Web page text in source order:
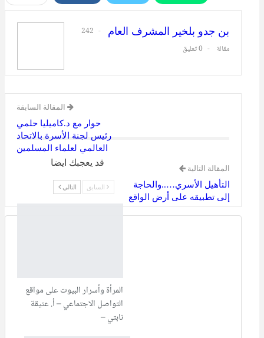
بن جدو بلخير المشرف العام
242
مقالة
0 تعليق
المقالة السابقة
حوار مع د.كاميليا حلمي
رئيس لجنة الأسرة بالاتحاد
العالمي لعلماء المسلمين
المقالة التالية
التأهيل الأسري…..والحاجة
إلى تطبيقه على أرض الواقع
قد يعجبك ايضا
المرأة وأسرار البيوت على مواقع
التواصل الاجتماعي – أ. عتيقة
نابتي –
السابق التالي